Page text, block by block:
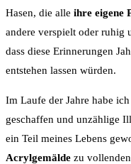
Hasen, die alle ihre eigene
andere verspielt oder ruhig
dass diese Erinnerungen
entstehen lassen würden.
Im Laufe der Jahre habe ich
geschaffen und unzählige
ein Teil meines Lebens
Acrylgemälde zu